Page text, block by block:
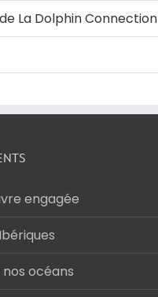
La Dolphin Connection
engagée
océans